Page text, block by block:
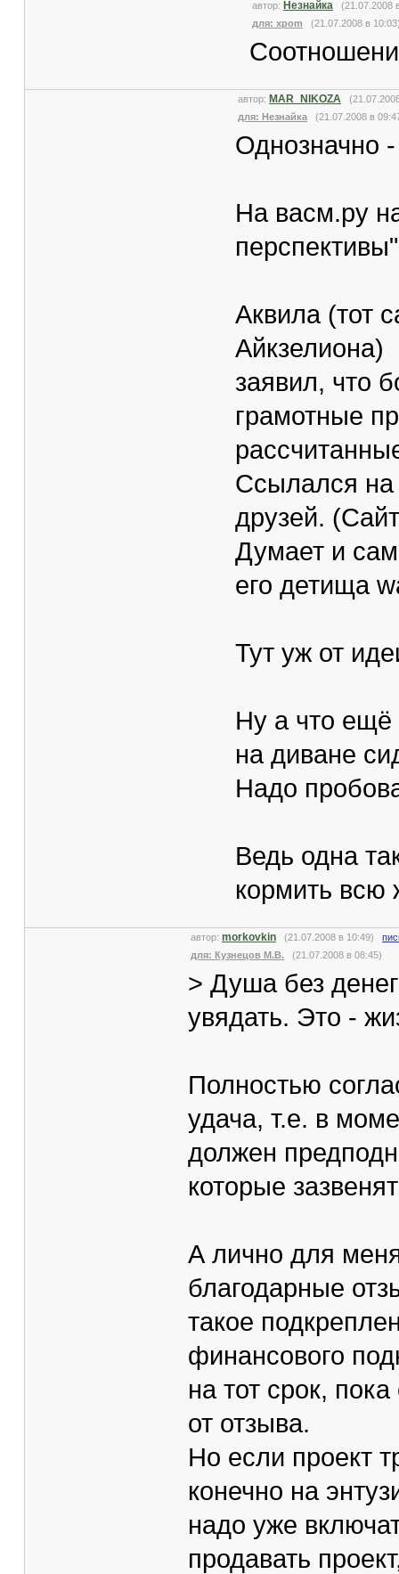
автор: Незнайка (21.07.2008
для: xpom (21.07.2008 в
автор: MAR_NIKOZA
для: Незнайка (21.07.2008 в
Однозначно
На васм.ру
Аквила (тот
Айкзелиона)
заявил, что
грамотные
Ссылался
друзей.
Думает и сам
его детища
Тут уж от
Ну а что ещё
на диване
Надо
Ведь одна
кормить всю
автор: morkovkin (21.07.2008 в 10:49)
для: Кузнецов М.В. (21.07.2008 в 08:45)
> Душа без
увядать. Это -
Полностью
удача, т.е. в
должен
которые
А лично для
благодарные
такое
финансового
на тот срок,
от отзыва.
Но если проект
конечно на
надо уже
продавать